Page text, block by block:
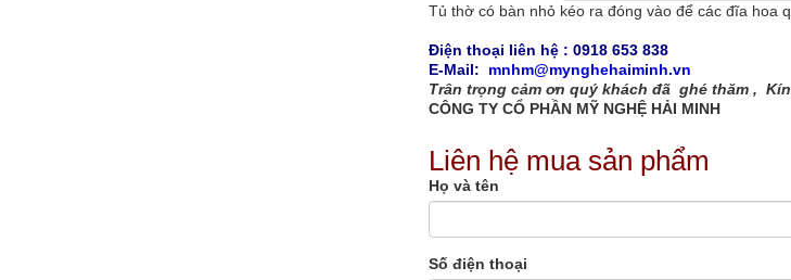
Tủ thờ có bàn nhỏ kéo ra đóng vào để các đĩa hoa
Điện thoại liên hệ : 0918 653 838
E-Mail: mnhm@mynghehaiminh.vn
Trân trọng cảm ơn quý khách đã ghé thăm ,
CÔNG TY CỔ PHẦN MỸ NGHỆ HẢI MINH
Liên hệ mua sản phẩm
Họ và tên
Số điện thoại